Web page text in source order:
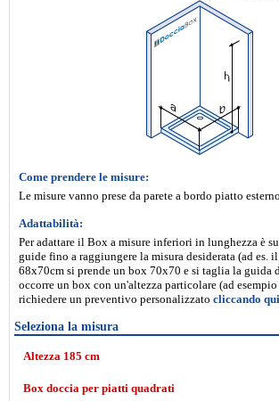
Come prendere le misure:
Le misure vanno prese da parete a bordo piatto
Adattabilità:
Per adattare il Box a misure inferiori in lunghezza è
guide fino a raggiungere la misura desiderata (ad es.
68x70cm si prende un box 70x70 e si taglia la guida
occorre un box con un'altezza particolare (ad
richiedere un preventivo personalizzato cliccando qui
Seleziona la misura
Altezza 185 cm
Box doccia per piatti quadrati